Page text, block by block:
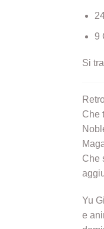
9
Si
Che
Che
Yu
e